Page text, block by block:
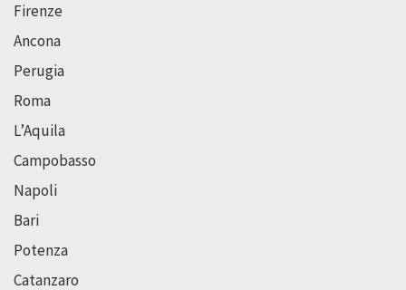
Firenze
Ancona
Perugia
Roma
L’Aquila
Campobasso
Napoli
Bari
Potenza
Catanzaro